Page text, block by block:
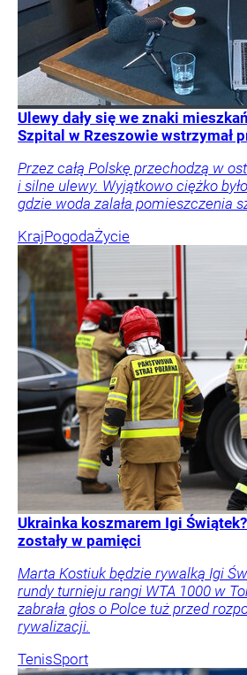
Ulewy dały się we znaki
Szpital w Rzeszowie wstrzymał
Przez całą Polskę przechodzą w
i silne ulewy. Wyjątkowo ciężko
gdzie woda zalała pomieszczenia
KrajPogodaŻycie
Ukrainka koszmarem Igi
zostały w pamięci
Marta Kostiuk będzie rywalką Igi
rundy turnieju rangi WTA 1000 w
zabrała głos o Polce tuż przed
rywalizacji.
TenisSport